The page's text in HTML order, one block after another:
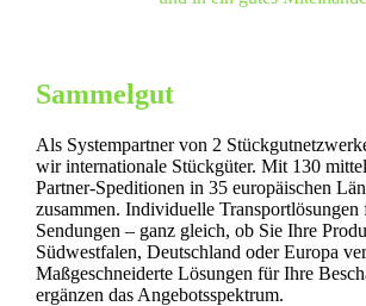
Sammelgut
Als Systempartner von 2
wir internationale Stückgüter. Mit 130
Partner-Speditionen in 35 europäischen
zusammen. Individuelle Transportlösungen
Sendungen – ganz gleich, ob Sie Ihre
Südwestfalen, Deutschland oder Europa
Maßgeschneiderte Lösungen für Ihre
ergänzen das Angebotsspektrum.